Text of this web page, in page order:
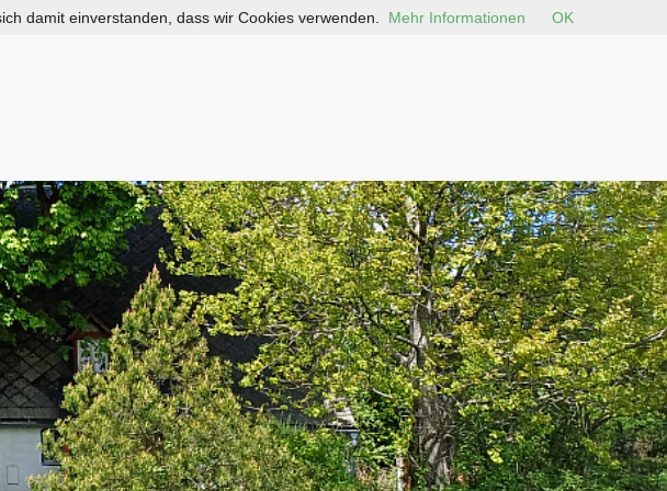
damit einverstanden, dass wir Cookies verwenden. Mehr Informationen OK